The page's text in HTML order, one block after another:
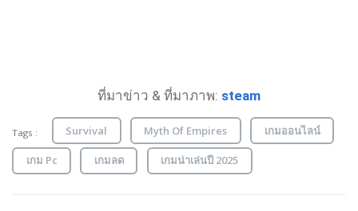
ที่มาข่าว & ที่มาภาพ: steam
Tags : Survival Myth Of Empires เกมออนไลน์
เกม Pc เกมลด เกมน่าเล่นปี 2025